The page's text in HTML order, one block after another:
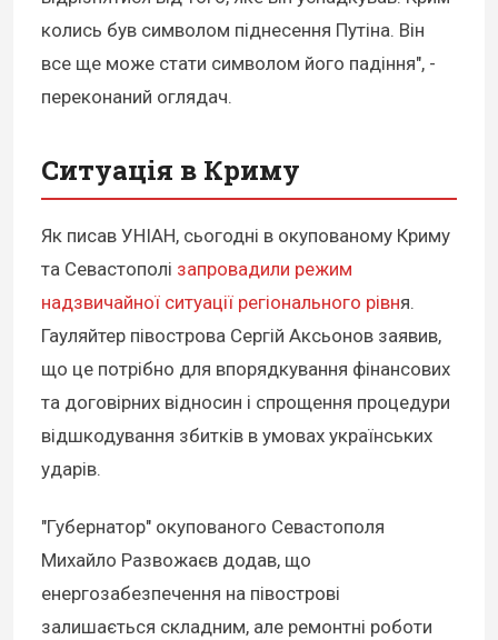
колись був символом піднесення Путіна. Він
все ще може стати символом його падіння", -
переконаний оглядач.
Ситуація в Криму
Як писав УНІАН, сьогодні в окупованому Криму
та Севастополі запровадили режим
надзвичайної ситуації регіонального рівня.
Гауляйтер півострова Сергій Аксьонов заявив,
що це потрібно для впорядкування фінансових
та договірних відносин і спрощення процедури
відшкодування збитків в умовах українських
ударів.
"Губернатор" окупованого Севастополя
Михайло Развожаєв додав, що
енергозабезпечення на півострові
залишається складним, але ремонтні роботи